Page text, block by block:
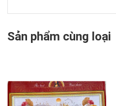
Sản phẩm cùng loại